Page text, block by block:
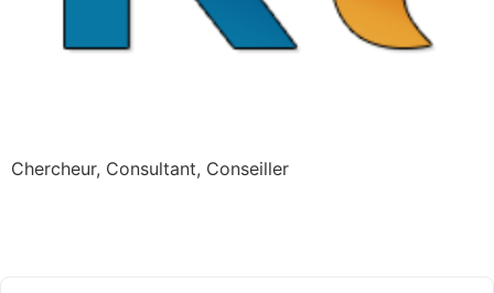
Chercheur, Consultant, Conseiller